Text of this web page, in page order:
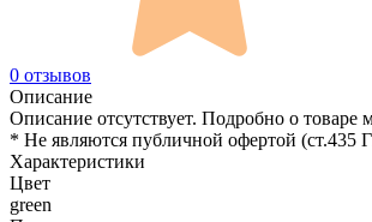
0 отзывов
Описание
Описание отсутствует. Подробно о товаре
* Не являются публичной офертой
Характеристики
Цвет
green